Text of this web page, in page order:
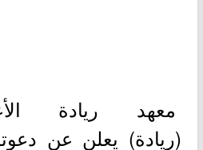
معهد ريادة
(ريادة) يعلن عن